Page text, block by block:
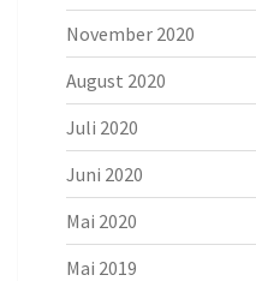
November 2020
August 2020
Juli 2020
Juni 2020
Mai 2020
Mai 2019